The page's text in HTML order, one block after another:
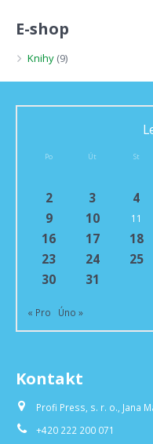
E-shop
Knihy (9)
Po Út St
2
3 4
9 10 11
16 17 18
23 24 25
30 31
« Pro Úno »
Kontakt
Profi Press, s. r. o., Jana
+420 222 200 071